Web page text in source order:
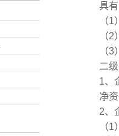
具
（
（
（
二
1、
净
2、
（